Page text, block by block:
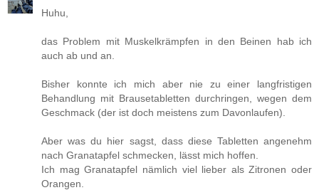
Huhu,
das Problem mit Muskelkrämpfen in den Beinen hab ich
auch ab und an.
Bisher konnte ich mich aber nie zu einer langfristigen
Behandlung mit Brausetabletten durchringen, wegen dem
Geschmack (der ist doch meistens zum Davonlaufen).
Aber was du hier sagst, dass diese Tabletten angenehm
nach Granatapfel schmecken, lässt mich hoffen.
Ich mag Granatapfel nämlich viel lieber als Zitronen oder
Orangen.